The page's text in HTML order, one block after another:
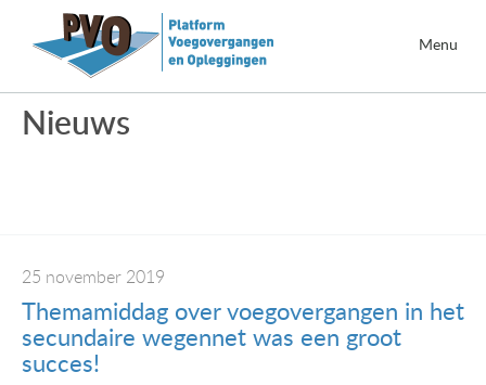
Menu
Nieuws
25 november 2019
Themamiddag over voegovergangen in het
secundaire wegennet was een groot
succes!